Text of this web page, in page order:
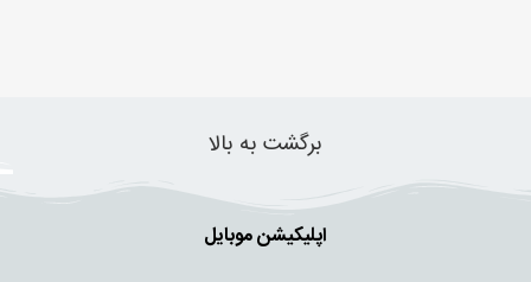
برگشت به بالا
اپلیکیشن موبایل